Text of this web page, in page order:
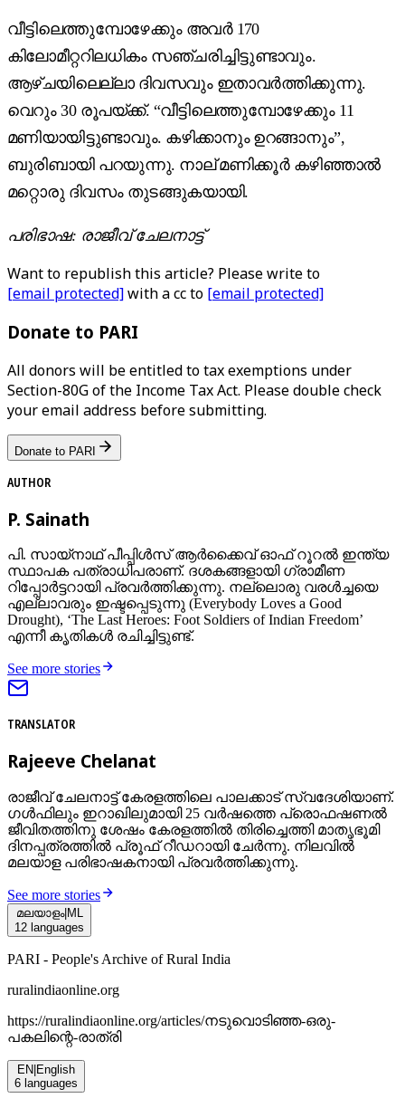
വീട്ടിലെത്തുമ്പോഴേക്കും അവർ 170
കിലോമീറ്ററിലധികം സഞ്ചരിച്ചിട്ടുണ്ടാവും.
ആഴ്ചയിലെല്ലാ ദിവസവും ഇതാവർത്തിക്കുന്നു.
വെറും 30 രൂപയ്ക്ക്. “വീട്ടിലെത്തുമ്പോഴേക്കും 11
മണിയായിട്ടുണ്ടാവും. കഴിക്കാനും ഉറങ്ങാനും”,
ബുരിബായി പറയുന്നു. നാല് മണിക്കൂർ കഴിഞ്ഞാൽ
മറ്റൊരു ദിവസം തുടങ്ങുകയായി.
പരിഭാഷ: രാജീവ് ചേലനാട്ട്
Want to republish this article? Please write to
[email protected]with a cc to [email protected]
Donate to PARI
All donors will be entitled to tax exemptions under
Section-80G of the Income Tax Act. Please double check
your email address before submitting.
Donate to PARI
AUTHOR
P. Sainath
പി. സായ്‌നാഥ് പീപ്പിൾസ് ആർക്കൈവ് ഓഫ് റൂറൽ ഇന്ത്യ
സ്ഥാപക പത്രാധിപരാണ്. ദശകങ്ങളായി ഗ്രാമീണ
റിപ്പോർട്ടറായി പ്രവര്‍ത്തിക്കുന്നു. നല്ലൊരു വരൾച്ചയെ
എല്ലാവരും ഇഷ്ടപ്പെടുന്നു (Everybody Loves a Good
Drought), ‘The Last Heroes: Foot Soldiers of Indian Freedom’
എന്നീ കൃതികൾ രചിച്ചിട്ടുണ്ട്.
See more stories
TRANSLATOR
Rajeeve Chelanat
രാജീവ് ചേലനാട്ട് കേരളത്തിലെ പാലക്കാട് സ്വദേശിയാണ്.
ഗൾഫിലും ഇറാഖിലുമായി 25 വർഷത്തെ പ്രൊഫഷണൽ
ജീവിതത്തിനു ശേഷം കേരളത്തിൽ തിരിച്ചെത്തി മാതൃഭൂമി
ദിനപ്പത്രത്തിൽ പ്രൂഫ് റീഡറായി ചേർന്നു. നിലവിൽ
മലയാള പരിഭാഷകനായി പ്രവർത്തിക്കുന്നു.
See more stories
മലയാളം|ML
12 languages
PARI - People's Archive of Rural India
ruralindiaonline.org
https://ruralindiaonline.org/articles/നടുവൊടിഞ്ഞ-ഒരു-
പകലിന്റെ-രാത്രി
EN|English
6 languages